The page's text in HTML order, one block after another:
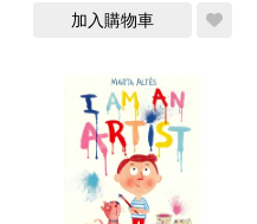
加入購物車